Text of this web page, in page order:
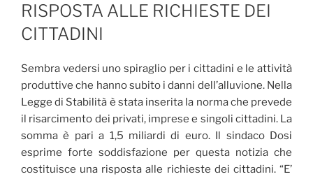
RISPOSTA ALLE RICHIESTE DEI
CITTADINI
Sembra vedersi uno spiraglio per i cittadini e le attività
produttive che hanno subito i danni dell’alluvione. Nella
Legge di Stabilità è stata inserita la norma che prevede
il risarcimento dei privati, imprese e singoli cittadini. La
somma è pari a 1,5 miliardi di euro. Il sindaco Dosi
esprime forte soddisfazione per questa notizia che
costituisce una risposta alle richieste dei cittadini. “E’